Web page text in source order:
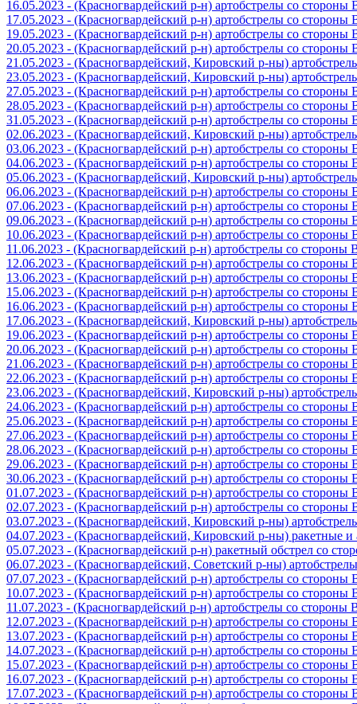
16.05.2023 - (Красногвардейский р-н) артобстрелы со
17.05.2023 - (Красногвардейский р-н) артобстрелы со
19.05.2023 - (Красногвардейский р-н) артобстрелы со
20.05.2023 - (Красногвардейский р-н) артобстрелы со
21.05.2023 - (Красногвардейский, Кировский р-ны)
23.05.2023 - (Красногвардейский, Кировский р-ны)
27.05.2023 - (Красногвардейский р-н) артобстрелы со
28.05.2023 - (Красногвардейский р-н) артобстрелы со
31.05.2023 - (Красногвардейский р-н) артобстрелы со
02.06.2023 - (Красногвардейский, Кировский р-ны)
03.06.2023 - (Красногвардейский р-н) артобстрелы со
04.06.2023 - (Красногвардейский р-н) артобстрелы со
05.06.2023 - (Красногвардейский, Кировский р-ны)
06.06.2023 - (Красногвардейский р-н) артобстрелы со
07.06.2023 - (Красногвардейский р-н) артобстрелы со
09.06.2023 - (Красногвардейский р-н) артобстрелы со
10.06.2023 - (Красногвардейский р-н) артобстрелы со
11.06.2023 - (Красногвардейский р-н) артобстрелы со стороны
12.06.2023 - (Красногвардейский р-н) артобстрелы со
13.06.2023 - (Красногвардейский р-н) артобстрелы со
15.06.2023 - (Красногвардейский р-н) артобстрелы со
16.06.2023 - (Красногвардейский р-н) артобстрелы со
17.06.2023 - (Красногвардейский, Кировский р-ны)
19.06.2023 - (Красногвардейский р-н) артобстрелы со
20.06.2023 - (Красногвардейский р-н) артобстрелы со
21.06.2023 - (Красногвардейский р-н) артобстрелы со
22.06.2023 - (Красногвардейский р-н) артобстрелы со
23.06.2023 - (Красногвардейский, Кировский р-ны)
24.06.2023 - (Красногвардейский р-н) артобстрелы со
25.06.2023 - (Красногвардейский р-н) артобстрелы со
27.06.2023 - (Красногвардейский р-н) артобстрелы со
28.06.2023 - (Красногвардейский р-н) артобстрелы со
29.06.2023 - (Красногвардейский р-н) артобстрелы со
30.06.2023 - (Красногвардейский р-н) артобстрелы со
01.07.2023 - (Красногвардейский р-н) артобстрелы со
02.07.2023 - (Красногвардейский р-н) артобстрелы со
03.07.2023 - (Красногвардейский, Кировский р-ны)
04.07.2023 - (Красногвардейский, Кировский р-ны) ракетные
05.07.2023 - (Красногвардейский р-н) ракетный обстрел со
06.07.2023 - (Красногвардейский, Советский р-ны)
07.07.2023 - (Красногвардейский р-н) артобстрелы со
10.07.2023 - (Красногвардейский р-н) артобстрелы со
11.07.2023 - (Красногвардейский р-н) артобстрелы со стороны
12.07.2023 - (Красногвардейский р-н) артобстрелы со
13.07.2023 - (Красногвардейский р-н) артобстрелы со
14.07.2023 - (Красногвардейский р-н) артобстрелы со
15.07.2023 - (Красногвардейский р-н) артобстрелы со
16.07.2023 - (Красногвардейский р-н) артобстрелы со
17.07.2023 - (Красногвардейский р-н) артобстрелы со